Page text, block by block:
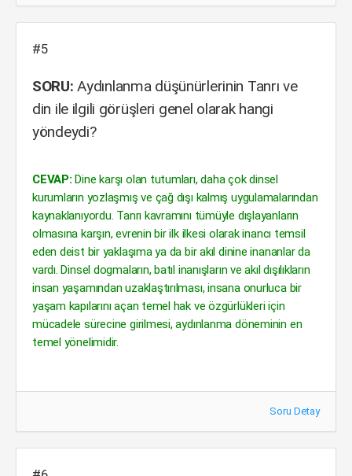
#5
SORU: Aydınlanma düşünürlerinin Tanrı ve
din ile ilgili görüşleri genel olarak hangi
yöndeydi?
CEVAP: Dine karşı olan tutumları, daha çok dinsel
kurumların yozlaşmış ve çağ dışı kalmış uygulamalarından
kaynaklanıyordu. Tanrı kavramını tümüyle dışlayanların
olmasına karşın, evrenin bir ilk ilkesi olarak inancı temsil
eden deist bir yaklaşıma ya da bir akıl dinine inananlar da
vardı. Dinsel dogmaların, batıl inanışların ve akıl dışılıkların
insan yaşamından uzaklaştırılması, insana onurluca bir
yaşam kapılarını açan temel hak ve özgürlükleri için
mücadele sürecine girilmesi, aydınlanma döneminin en
temel yönelimidir.
Soru Detay